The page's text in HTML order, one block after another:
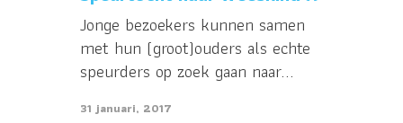
Jonge bezoekers kunnen samen
met hun (groot)ouders als echte
speurders op zoek gaan naar...
31 januari, 2017